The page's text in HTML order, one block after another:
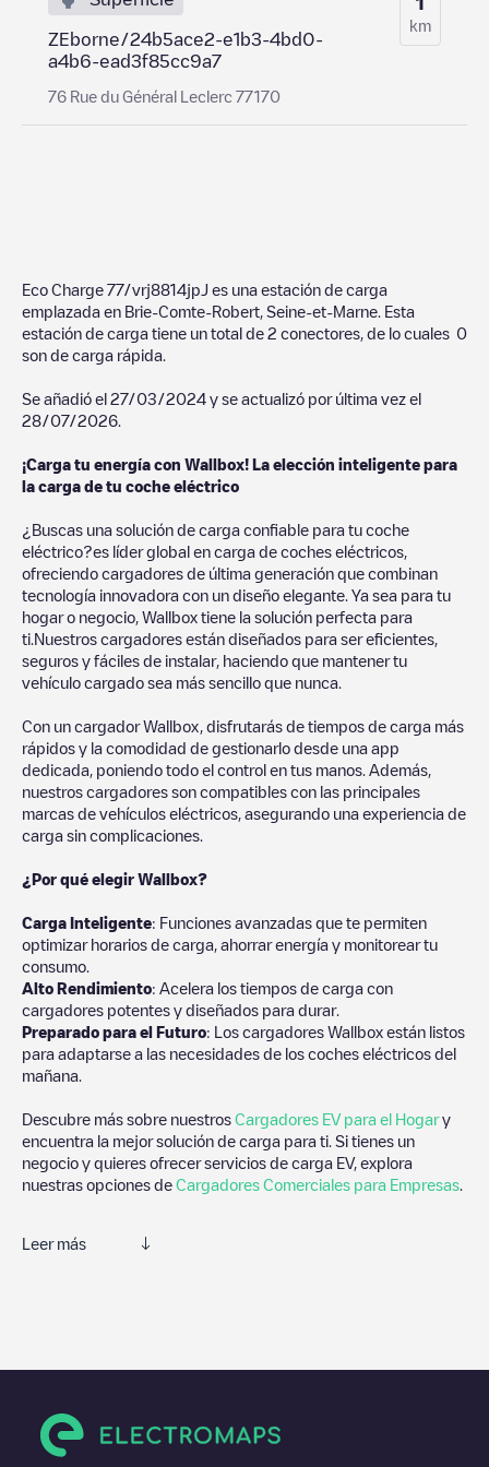
ZEborne/24b5ace2-e1b3-4bd0-
a4b6-ead3f85cc9a7
76 Rue du Général Leclerc 77170
km
Eco Charge 77/vrj8814jpJ es una estación de carga
emplazada en Brie-Comte-Robert Seine-et-Marne . Esta
estación de carga tiene un total de 2 conectores, de lo cuales 0
son de carga rápida.
Se añadió el 27/03/2024 y se actualizó por última vez el
28/07/2026
¡Carga tu energía con Wallbox! La elección inteligente para
la carga de tu coche eléctrico
¿Buscas una solución de carga confiable para tu coche
eléctrico?es líder global en carga de coches eléctricos,
ofreciendo cargadores de última generación que combinan
tecnología innovadora con un diseño elegante. Ya sea para tu
hogar o negocio, Wallbox tiene la solución perfecta para
ti.Nuestros cargadores están diseñados para ser eficientes,
seguros y fáciles de instalar, haciendo que mantener tu
vehículo cargado sea más sencillo que nunca.
Con un cargador Wallbox, disfrutarás de tiempos de carga más
rápidos y la comodidad de gestionarlo desde una app
dedicada, poniendo todo el control en tus manos. Además,
nuestros cargadores son compatibles con las principales
marcas de vehículos eléctricos, asegurando una experiencia de
carga sin complicaciones.
¿Por qué elegir Wallbox?
Carga Inteligente: Funciones avanzadas que te permiten
optimizar horarios de carga, ahorrar energía y monitorear tu
consumo.
Alto Rendimiento: Acelera los tiempos de carga con
cargadores potentes y diseñados para durar.
Preparado para el Futuro: Los cargadores Wallbox están listos
para adaptarse a las necesidades de los coches eléctricos del
mañana.
Descubre más sobre nuestros Cargadores EV para el Hogary
encuentra la mejor solución de carga para ti. Si tienes un
negocio y quieres ofrecer servicios de carga EV, explora
nuestras opciones de Cargadores Comerciales para Empresas
Leer más
su vehículo eléctrico.